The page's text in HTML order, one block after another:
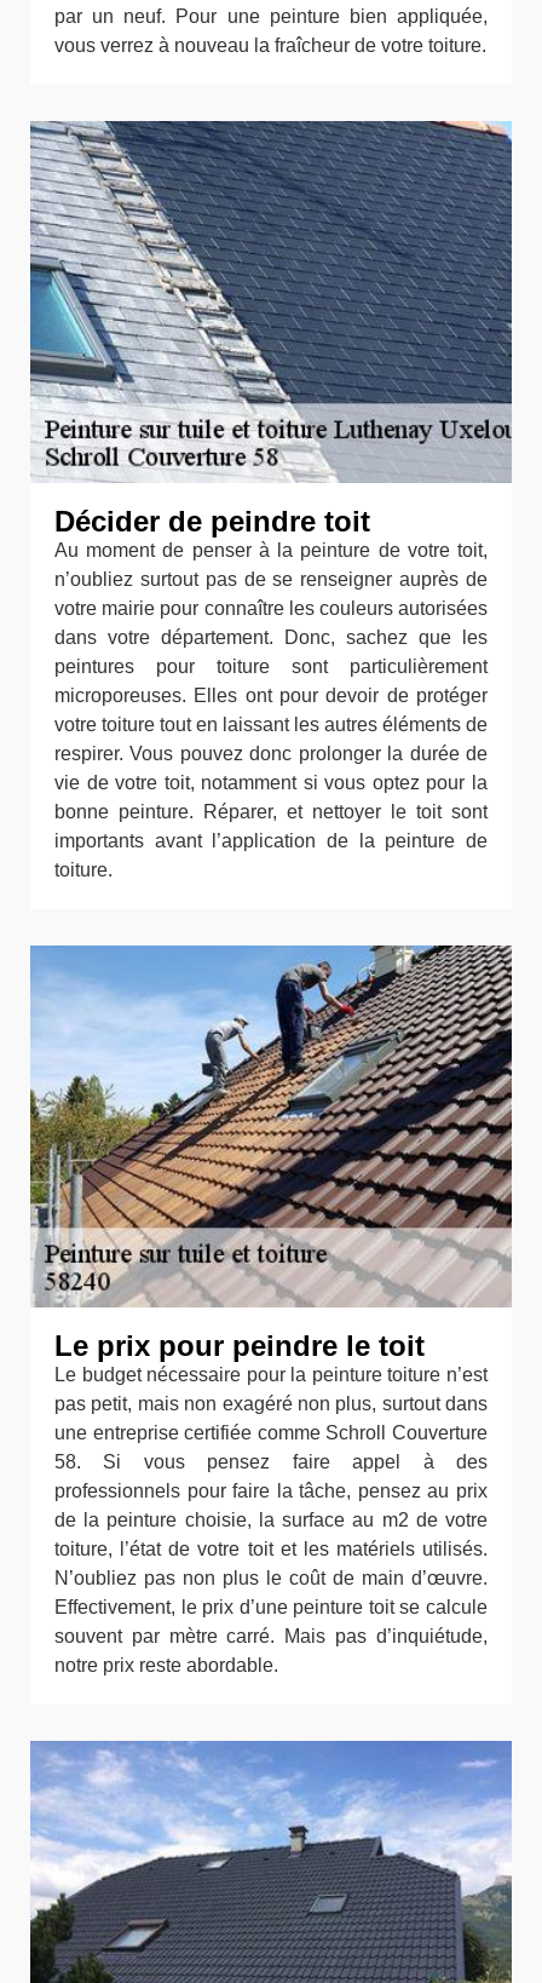
par un neuf. Pour une peinture bien appliquée,
vous verrez à nouveau la fraîcheur de votre toiture.
Décider de peindre toit
Au moment de penser à la peinture de votre toit,
n’oubliez surtout pas de se renseigner auprès de
votre mairie pour connaître les couleurs autorisées
dans votre département. Donc, sachez que les
peintures pour toiture sont particulièrement
microporeuses. Elles ont pour devoir de protéger
votre toiture tout en laissant les autres éléments de
respirer. Vous pouvez donc prolonger la durée de
vie de votre toit, notamment si vous optez pour la
bonne peinture. Réparer, et nettoyer le toit sont
importants avant l’application de la peinture de
toiture.
Le prix pour peindre le toit
Le budget nécessaire pour la peinture toiture n’est
pas petit, mais non exagéré non plus, surtout dans
une entreprise certifiée comme Schroll Couverture
58. Si vous pensez faire appel à des
professionnels pour faire la tâche, pensez au prix
de la peinture choisie, la surface au m2 de votre
toiture, l’état de votre toit et les matériels utilisés.
N’oubliez pas non plus le coût de main d’œuvre.
Effectivement, le prix d’une peinture toit se calcule
souvent par mètre carré. Mais pas d’inquiétude,
notre prix reste abordable.